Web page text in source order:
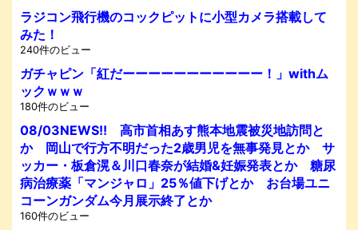
ラジコン飛行機のコックピットに小型カメラ搭載して
みた！
240件のビュー
ガチャピン「紅だーーーーーーーーーーー！」withム
ックｗｗｗ
180件のビュー
08/03NEWS!! 高市首相あす熊本地震被災地訪問と
か 岡山で行方不明だった2歳男児を無事発見とか サ
ッカー・板倉滉＆川口春奈が結婚&妊娠発表とか 糖尿
病治療薬「マンジャロ」25％値下げとか お台場ユニ
コーンガンダム今月展示終了とか
160件のビュー